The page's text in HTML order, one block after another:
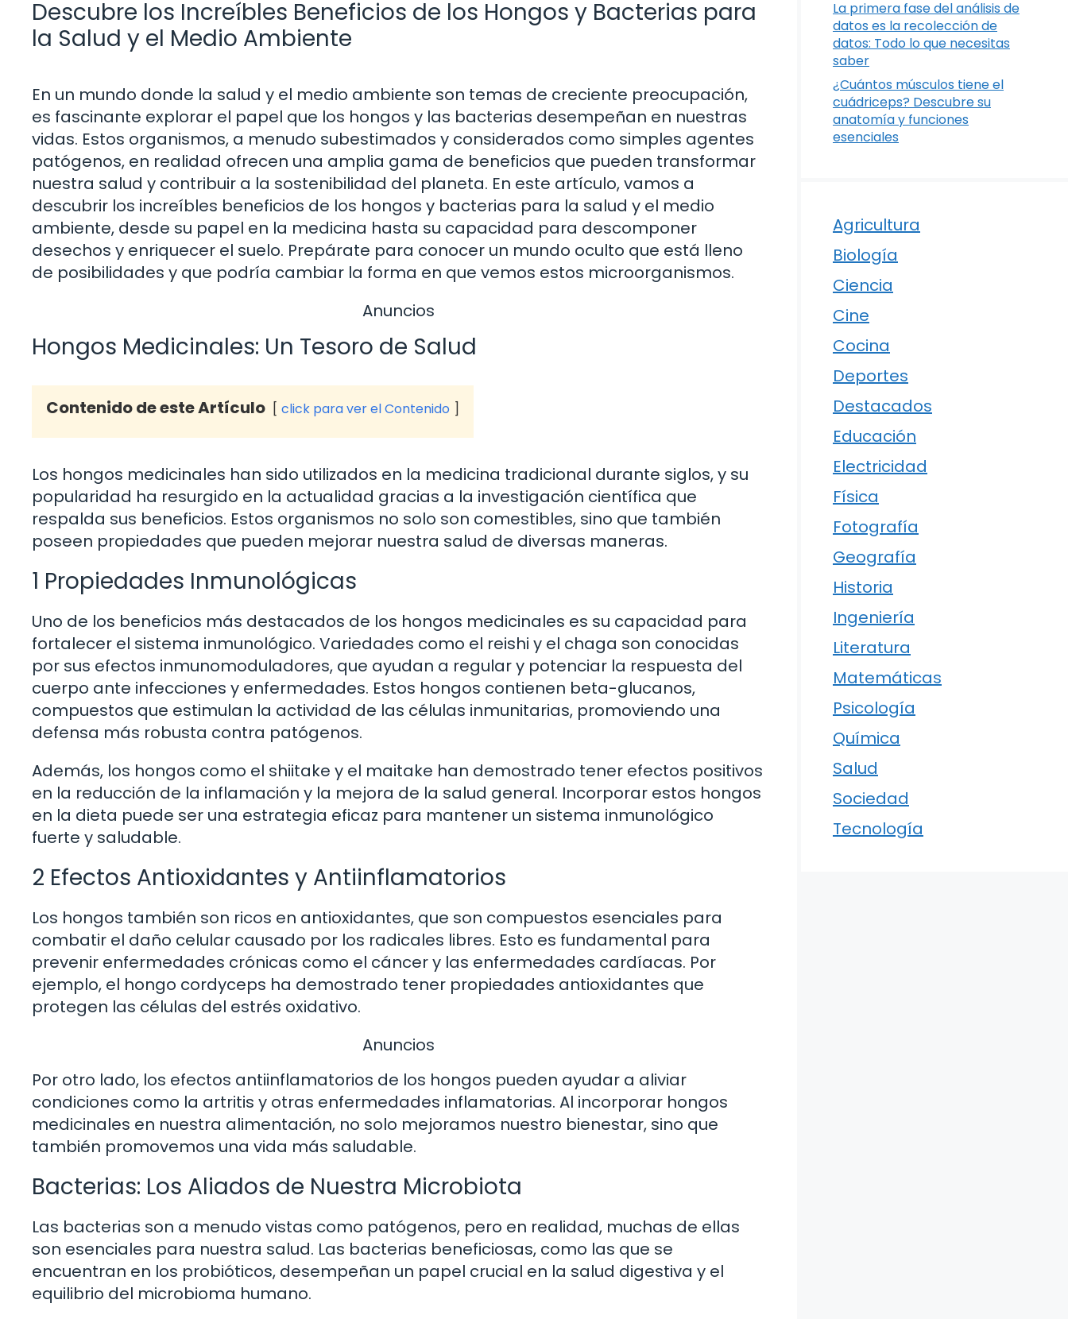
Descubre los Increíbles Beneficios de los Hongos y Bacterias para
la Salud y el Medio Ambiente
En un mundo donde la salud y el medio ambiente son temas de creciente preocupación,
es fascinante explorar el papel que los hongos y las bacterias desempeñan en nuestras
vidas. Estos organismos, a menudo subestimados y considerados como simples agentes
patógenos, en realidad ofrecen una amplia gama de beneficios que pueden transformar
nuestra salud y contribuir a la sostenibilidad del planeta. En este artículo, vamos a
descubrir los increíbles beneficios de los hongos y bacterias para la salud y el medio
ambiente, desde su papel en la medicina hasta su capacidad para descomponer
desechos y enriquecer el suelo. Prepárate para conocer un mundo oculto que está lleno
de posibilidades y que podría cambiar la forma en que vemos estos microorganismos.
Anuncios
Hongos Medicinales: Un Tesoro de Salud
Contenido de este Artículo click para ver el Contenido
Los hongos medicinales han sido utilizados en la medicina tradicional durante siglos, y su
popularidad ha resurgido en la actualidad gracias a la investigación científica que
respalda sus beneficios. Estos organismos no solo son comestibles, sino que también
poseen propiedades que pueden mejorar nuestra salud de diversas maneras.
1 Propiedades Inmunológicas
Uno de los beneficios más destacados de los hongos medicinales es su capacidad para
fortalecer el sistema inmunológico. Variedades como el reishi y el chaga son conocidas
por sus efectos inmunomoduladores, que ayudan a regular y potenciar la respuesta del
cuerpo ante infecciones y enfermedades. Estos hongos contienen beta-glucanos,
compuestos que estimulan la actividad de las células inmunitarias, promoviendo una
defensa más robusta contra patógenos.
Además, los hongos como el shiitake y el maitake han demostrado tener efectos positivos
en la reducción de la inflamación y la mejora de la salud general. Incorporar estos hongos
en la dieta puede ser una estrategia eficaz para mantener un sistema inmunológico
fuerte y saludable.
2 Efectos Antioxidantes y Antiinflamatorios
Los hongos también son ricos en antioxidantes, que son compuestos esenciales para
combatir el daño celular causado por los radicales libres. Esto es fundamental para
prevenir enfermedades crónicas como el cáncer y las enfermedades cardíacas. Por
ejemplo, el hongo cordyceps ha demostrado tener propiedades antioxidantes que
protegen las células del estrés oxidativo.
Anuncios
Por otro lado, los efectos antiinflamatorios de los hongos pueden ayudar a aliviar
condiciones como la artritis y otras enfermedades inflamatorias. Al incorporar hongos
medicinales en nuestra alimentación, no solo mejoramos nuestro bienestar, sino que
también promovemos una vida más saludable.
Bacterias: Los Aliados de Nuestra Microbiota
Las bacterias son a menudo vistas como patógenos, pero en realidad, muchas de ellas
son esenciales para nuestra salud. Las bacterias beneficiosas, como las que se
encuentran en los probióticos, desempeñan un papel crucial en la salud digestiva y el
equilibrio del microbioma humano.
La primera fase del análisis de
datos es la recolección de
datos: Todo lo que necesitas
saber
¿Cuántos músculos tiene el
cuádriceps? Descubre su
anatomía y funciones
esenciales
Agricultura
Biología
Ciencia
Cine
Cocina
Deportes
Destacados
Educación
Electricidad
Física
Fotografía
Geografía
Historia
Ingeniería
Literatura
Matemáticas
Psicología
Química
Salud
Sociedad
Tecnología